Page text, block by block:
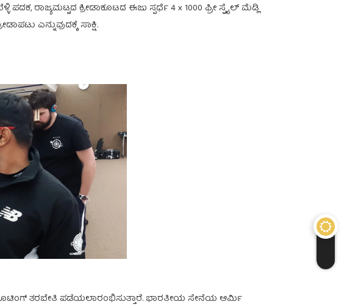
ರಾಜ್ಯಮಟ್ಟದ ಕ್ರೀಡಾಕೂಟದ ಈಜು ಸ್ಪರ್ಧೆ 4 x 1000 ಫ್ರೀ ಸ್ಟೈಲ್ ಮೆಡ್ಲಿ
ಎನ್ನುವುದಕ್ಕೆ ಸಾಕ್ಷಿ.
ಶೂಟಿಂಗ್ ತರಬೇತಿ ಪಡೆಯಲಾರಂಭಿಸುತ್ತಾರೆ. ಭಾರತೀಯ ಸೇನೆಯ ಆರ್ಮಿ